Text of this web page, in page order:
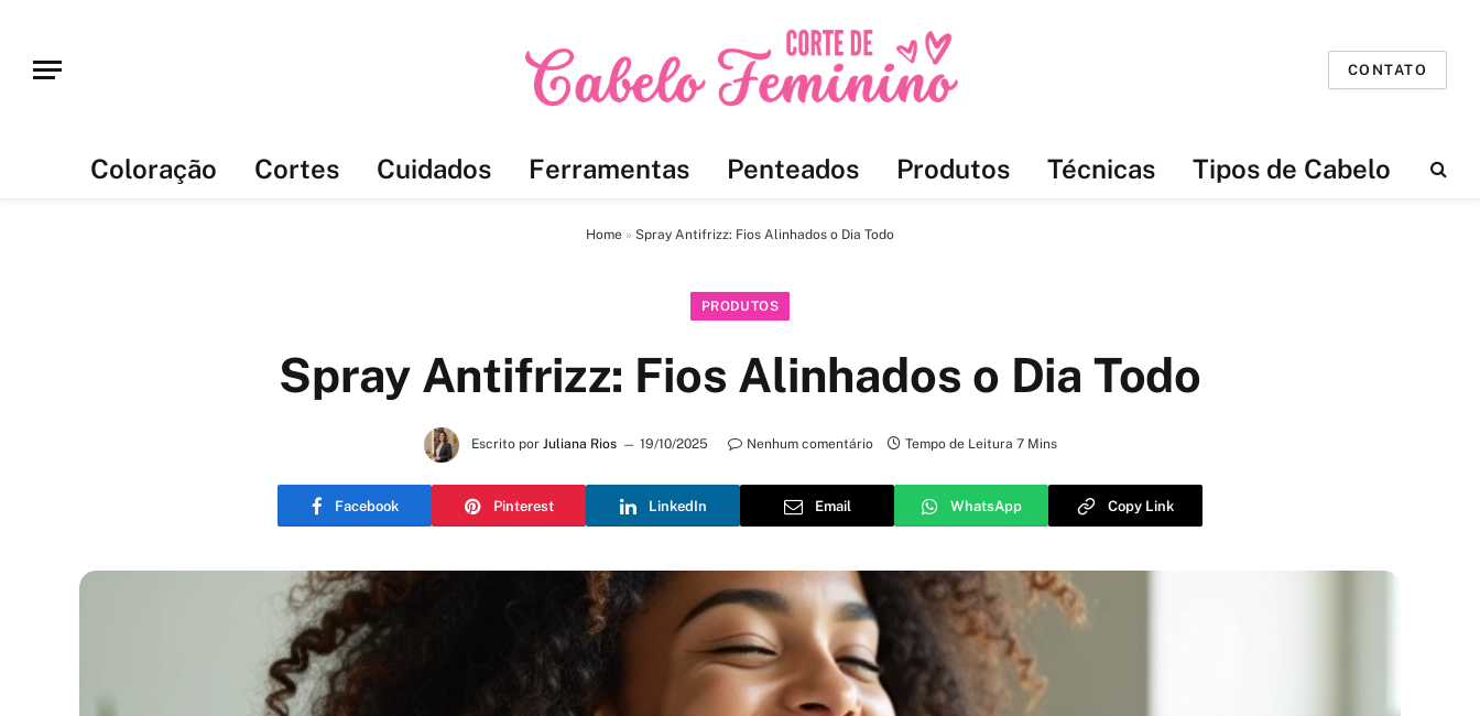
CONTATO
Coloração Cortes Cuidados Ferramentas Penteados Produtos Técnicas Tipos de Cabelo
Home » Spray Antifrizz: Fios Alinhados o Dia Todo
PRODUTOS
Spray Antifrizz: Fios Alinhados o Dia Todo
Escrito por Juliana Rios 19/10/2025 Nenhum comentário Tempo de Leitura 7 Mins
Facebook Pinterest LinkedIn Email WhatsApp Copy Link